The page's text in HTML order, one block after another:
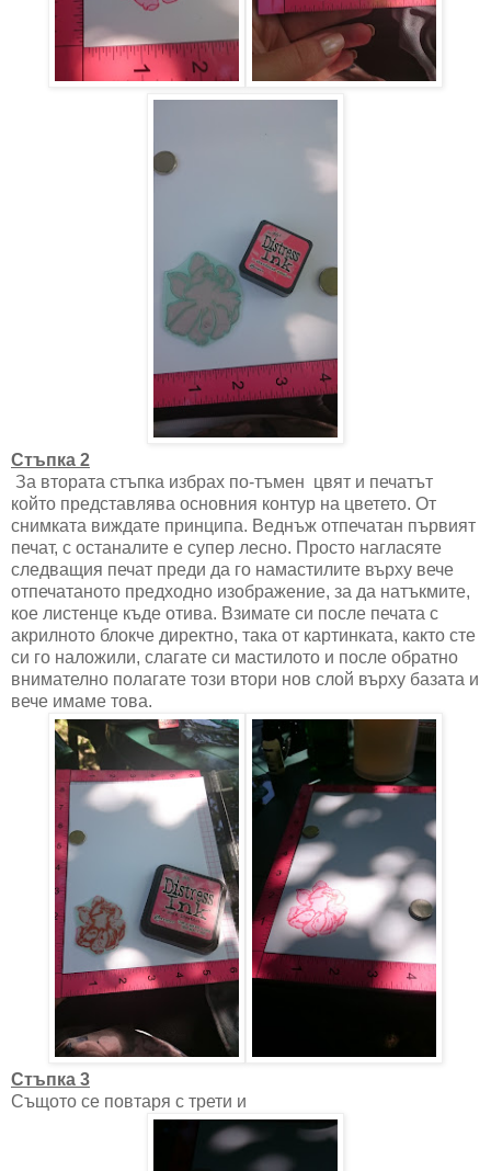
Стъпка 2
За втората стъпка избрах по-тъмен цвят и печатът
който представлява основния контур на цветето. От
снимката виждате принципа. Веднъж отпечатан първият
печат, с останалите е супер лесно. Просто нагласяте
следващия печат преди да го намастилите върху вече
отпечатаното предходно изображение, за да натъкмите,
кое листенце къде отива. Взимате си после печата с
акрилното блокче директно, така от картинката, както сте
си го наложили, слагате си мастилото и после обратно
внимателно полагате този втори нов слой върху базата и
вече имаме това.
Стъпка 3
Същото се повтаря с трети и